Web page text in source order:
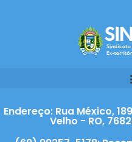
Endereço: Rua México,
Velho - RO,